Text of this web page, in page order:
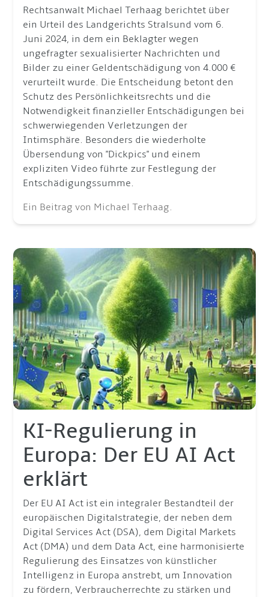
Rechtsanwalt Michael Terhaag berichtet über
ein Urteil des Landgerichts Stralsund vom 6.
Juni 2024, in dem ein Beklagter wegen
ungefragter sexualisierter Nachrichten und
Bilder zu einer Geldentschädigung von 4.000 €
verurteilt wurde. Die Entscheidung betont den
Schutz des Persönlichkeitsrechts und die
Notwendigkeit finanzieller Entschädigungen bei
schwerwiegenden Verletzungen der
Intimsphäre. Besonders die wiederholte
Übersendung von "Dickpics" und einem
expliziten Video führte zur Festlegung der
Entschädigungssumme.
Ein Beitrag von Michael Terhaag.
KI-Regulierung in
Europa: Der EU AI Act
erklärt
Der EU AI Act ist ein integraler Bestandteil der
europäischen Digitalstrategie, der neben dem
Digital Services Act (DSA), dem Digital Markets
Act (DMA) und dem Data Act, eine harmonisierte
Regulierung des Einsatzes von künstlicher
Intelligenz in Europa anstrebt, um Innovation
zu fördern, Verbraucherrechte zu stärken und